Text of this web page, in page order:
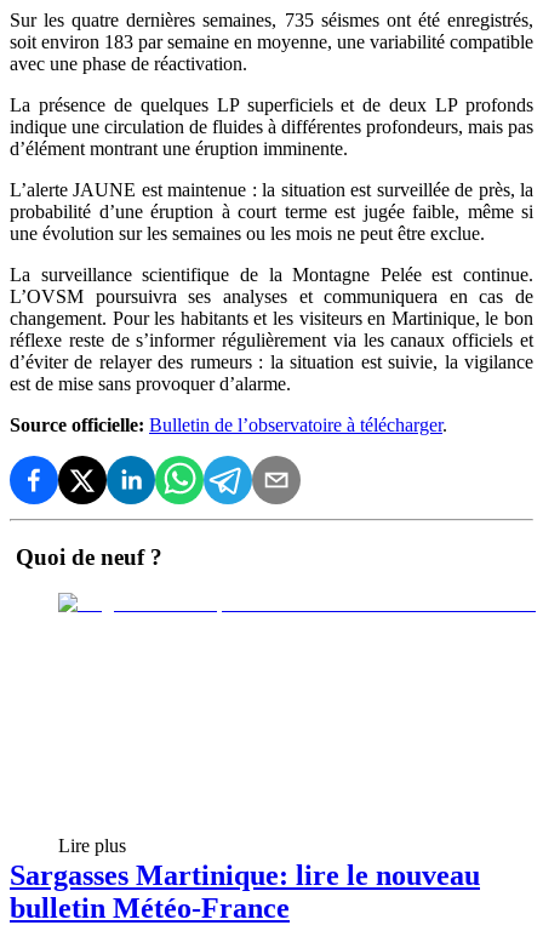
Sur les quatre dernières semaines, 735 séismes ont été enregistrés,
soit environ 183 par semaine en moyenne, une variabilité compatible
avec une phase de réactivation.
La présence de quelques LP superficiels et de deux LP profonds
indique une circulation de fluides à différentes profondeurs, mais pas
d’élément montrant une éruption imminente.
L’alerte JAUNE est maintenue : la situation est surveillée de près, la
probabilité d’une éruption à court terme est jugée faible, même si
une évolution sur les semaines ou les mois ne peut être exclue.
La surveillance scientifique de la Montagne Pelée est continue.
L’OVSM poursuivra ses analyses et communiquera en cas de
changement. Pour les habitants et les visiteurs en Martinique, le bon
réflexe reste de s’informer régulièrement via les canaux officiels et
d’éviter de relayer des rumeurs : la situation est suivie, la vigilance
est de mise sans provoquer d’alarme.
Source officielle: Bulletin de l’observatoire à télécharger.
Quoi de neuf ?
Lire plus
Sargasses Martinique: lire le nouveau
bulletin Météo-France